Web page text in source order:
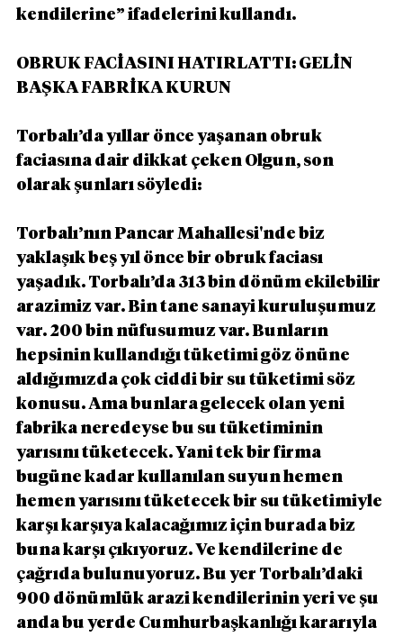
kendilerine” ifadelerini kullandı.
OBRUK FACİASINI HATIRLATTI: GELİN
BAŞKA FABRİKA KURUN
Torbalı’da yıllar önce yaşanan obruk
faciasına dair dikkat çeken Olgun, son
olarak şunları söyledi:
Torbalı’nın Pancar Mahallesi'nde biz
yaklaşık beş yıl önce bir obruk faciası
yaşadık. Torbalı’da 313 bin dönüm ekilebilir
arazimiz var. Bin tane sanayi kuruluşumuz
var. 200 bin nüfusumuz var. Bunların
hepsinin kullandığı tüketimi göz önüne
aldığımızda çok ciddi bir su tüketimi söz
konusu. Ama bunlara gelecek olan yeni
fabrika neredeyse bu su tüketiminin
yarısını tüketecek. Yani tek bir firma
bugüne kadar kullanılan suyun hemen
hemen yarısını tüketecek bir su tüketimiyle
karşı karşıya kalacağımız için burada biz
buna karşı çıkıyoruz. Ve kendilerine de
çağrıda bulunuyoruz. Bu yer Torbalı’daki
900 dönümlük arazi kendilerinin yeri ve şu
anda bu yerde Cumhurbaşkanlığı kararıyla